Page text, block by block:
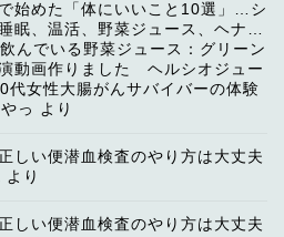
始めた「体にいいこと10選」…シ
眠、温活、野菜ジュース、ヘナ…
んでいる野菜ジュース：グリーン
動画作りました ヘルシオジュー
代女性大腸がんサバイバーの体験
っ より
しい便潜血検査のやり方は大丈夫
より
しい便潜血検査のやり方は大丈夫
TOP